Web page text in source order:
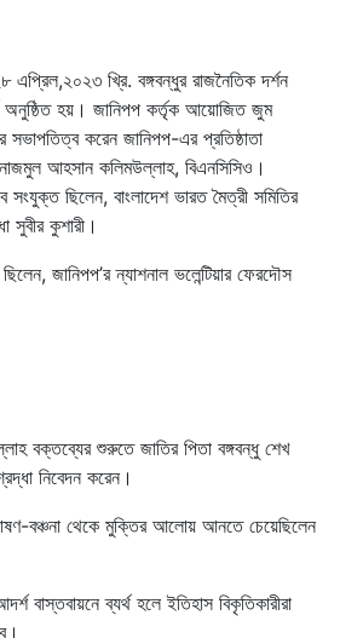
এপ্রিল,২০২৩ খ্রি. বঙ্গবন্ধুর রাজনৈতিক দর্শন
অনুষ্ঠিত হয়। জানিপপ কর্তৃক আয়োজিত জুম
সভাপতিত্ব করেন জানিপপ-এর প্রতিষ্ঠাতা
আহসান কলিমউল্লাহ, বিএনসিসিও।
সংযুক্ত ছিলেন, বাংলাদেশ ভারত মৈত্রী সমিতির
সুবীর কুশারী।
জানিপপ’র ন্যাশনাল ভলেন্টিয়ার ফেরদৌস
বক্তব্যের শুরুতে জাতির পিতা বঙ্গবন্ধু শেখ
নিবেদন করেন।
বঞ্চনা থেকে মুক্তির আলোয় আনতে চেয়েছিলেন
বাস্তবায়নে ব্যর্থ হলে ইতিহাস বিকৃতিকারীরা